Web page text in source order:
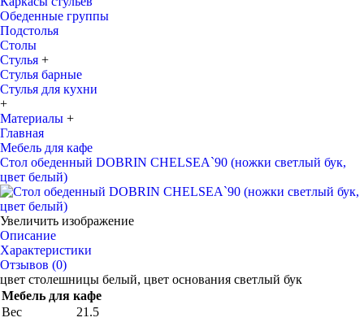
Обеденные группы
Подстолья
Столы
Стулья +
Стулья барные
Стулья для кухни
+
Материалы +
Главная
Мебель для кафе
Стол обеденный DOBRIN CHELSEA`90 (ножки светлый бук,
цвет белый)
Увеличить изображение
Описание
Характеристики
Отзывов (0)
цвет столешницы белый, цвет основания светлый бук
Мебель для кафе
Вес
21.5